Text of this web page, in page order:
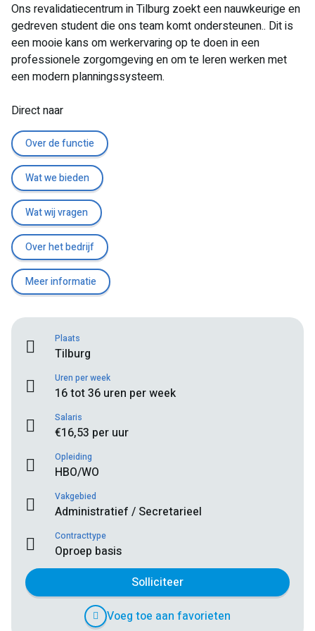
Ons revalidatiecentrum in Tilburg zoekt een nauwkeurige en
gedreven student die ons team komt ondersteunen.. Dit is
een mooie kans om werkervaring op te doen in een
professionele zorgomgeving en om te leren werken met
een modern planningssysteem.
Direct naar
Over de functie
Wat we bieden
Wat wij vragen
Over het bedrijf
Meer informatie
Plaats
Tilburg
Uren per week
16 tot 36 uren per week
Salaris
€16,53 per uur
Opleiding
HBO/WO
Vakgebied
Administratief / Secretarieel
Contracttype
Oproep basis
Solliciteer
Voeg toe aan favorieten